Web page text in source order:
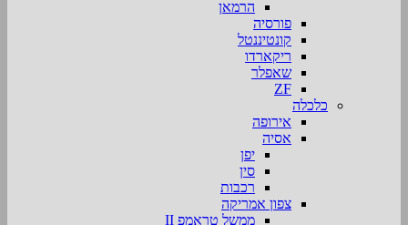
הרמאן
פורסיה
קונטיננטל
ריקארדו
שאפלר
ZF
כלכלה
אירופה
אסיה
יפן
סין
רכבות
צפון אמריקה
ממשל טראמפ II